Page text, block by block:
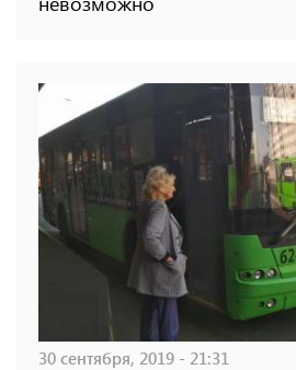
30 сентября, 2019 - 21:31